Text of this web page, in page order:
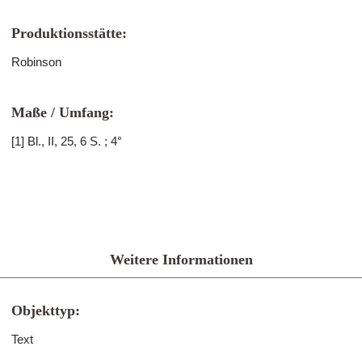
Produktionsstätte:
Robinson
Maße / Umfang:
[1] Bl., II, 25, 6 S. ; 4°
Weitere Informationen
Objekttyp:
Text